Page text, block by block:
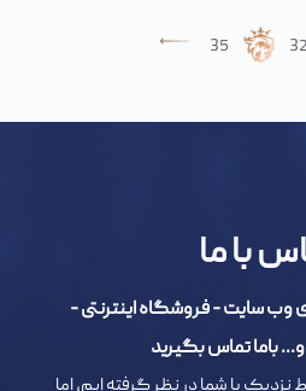
2
3
35
با ما
وب سایت - فروشگاه اینترنتی -